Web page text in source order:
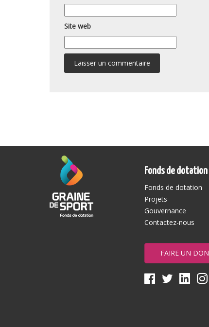
Site web
Fonds de dotation
Fonds de dotation
Projets
Gouvernance
Contactez-nous
FAIRE UN DON